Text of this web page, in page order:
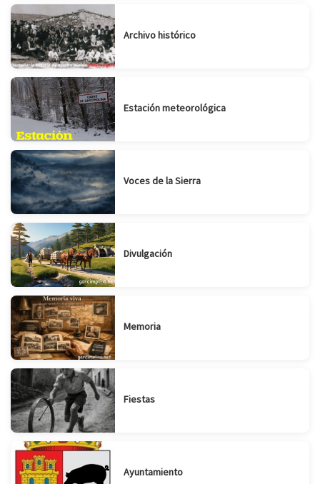
Archivo histórico
Estación meteorológica
Voces de la Sierra
Divulgación
Memoria
Fiestas
Ayuntamiento